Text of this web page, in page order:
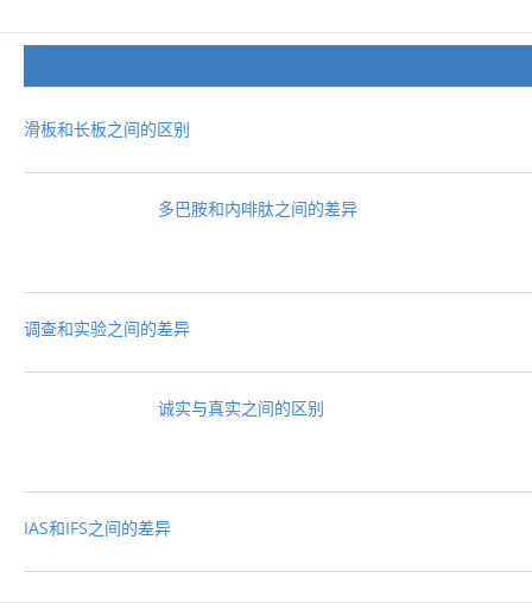
滑板和长板之间的区别
多巴胺和内啡肽之间的差异
调查和实验之间的差异
诚实与真实之间的区别
IAS和IFS之间的差异